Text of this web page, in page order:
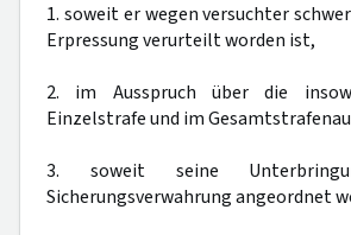
1. soweit er wegen versuchter
Erpressung verurteilt worden ist,
2. im Ausspruch über die
Einzelstrafe und im
3. soweit seine
Sicherungsverwahrung angeordnet